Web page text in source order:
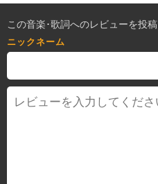
この音楽･歌詞へのレビューを投稿
ニックネーム